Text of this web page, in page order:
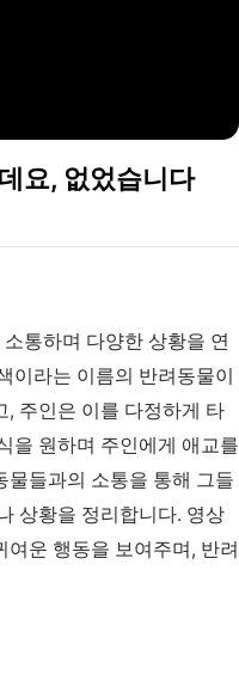
요, 없었습니다
통하며 다양한 상황을 연
이라는 이름의 반려동물이
, 주인은 이를 다정하게 타
을 원하며 주인에게 애교를
물들과의 소통을 통해 그들
상황을 정리합니다. 영상
운 행동을 보여주며, 반려